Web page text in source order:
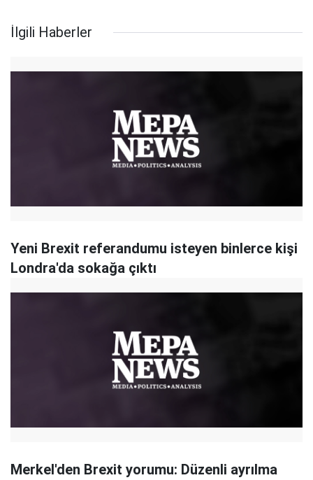
İlgili Haberler
Yeni Brexit referandumu isteyen binlerce kişi
Londra'da sokağa çıktı
Merkel'den Brexit yorumu: Düzenli ayrılma